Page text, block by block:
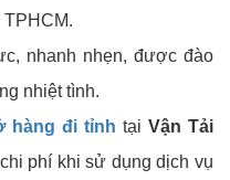
nhanh nhẹn, được đào
nhiệt tình.
hàng đi tỉnh tạiVận Tải
phí khi sử dụng dịch vụ